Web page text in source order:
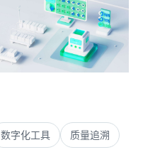
数字化工具 质量追溯